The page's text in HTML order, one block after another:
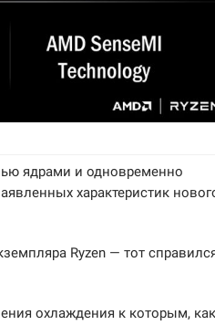
ядрами и одновременно
характеристик
Ryzen — тот
охлаждения к которым, как